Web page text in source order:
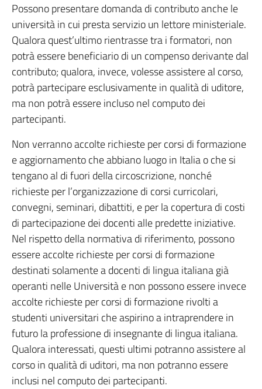
Possono presentare domanda di contributo anche le
università in cui presta servizio un lettore ministeriale.
Qualora quest’ultimo rientrasse tra i formatori, non
potrà essere beneficiario di un compenso derivante dal
contributo; qualora, invece, volesse assistere al corso,
potrà partecipare esclusivamente in qualità di uditore,
ma non potrà essere incluso nel computo dei
partecipanti.
Non verranno accolte richieste per corsi di formazione
e aggiornamento che abbiano luogo in Italia o che si
tengano al di fuori della circoscrizione, nonché
richieste per l’organizzazione di corsi curricolari,
convegni, seminari, dibattiti, e per la copertura di costi
di partecipazione dei docenti alle predette iniziative.
Nel rispetto della normativa di riferimento, possono
essere accolte richieste per corsi di formazione
destinati solamente a docenti di lingua italiana già
operanti nelle Università e non possono essere invece
accolte richieste per corsi di formazione rivolti a
studenti universitari che aspirino a intraprendere in
futuro la professione di insegnante di lingua italiana.
Qualora interessati, questi ultimi potranno assistere al
corso in qualità di uditori, ma non potranno essere
inclusi nel computo dei partecipanti.